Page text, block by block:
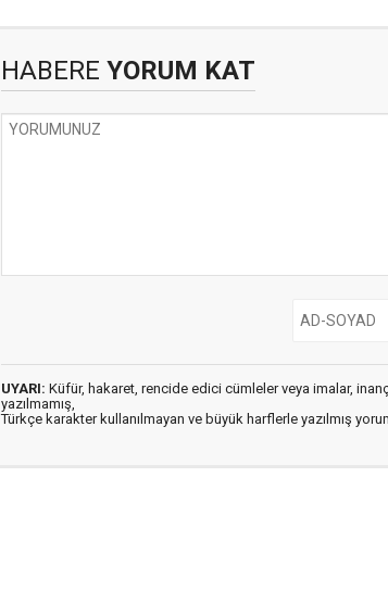
HABERE YORUM KAT
UYARI: Küfür, hakaret, rencide edici cümleler veya imalar,
yazılmamış,
Türkçe karakter kullanılmayan ve büyük harflerle yazılmış